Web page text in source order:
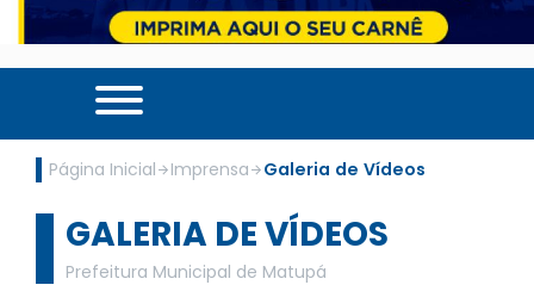
Página Inicial Imprensa Galeria de Vídeos
GALERIA DE VÍDEOS
Prefeitura Municipal de Matupá